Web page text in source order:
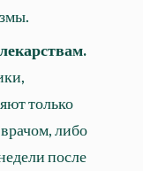
только
либо
после